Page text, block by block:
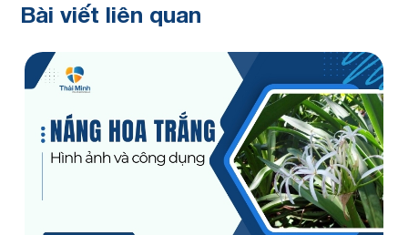
Bài viết liên quan